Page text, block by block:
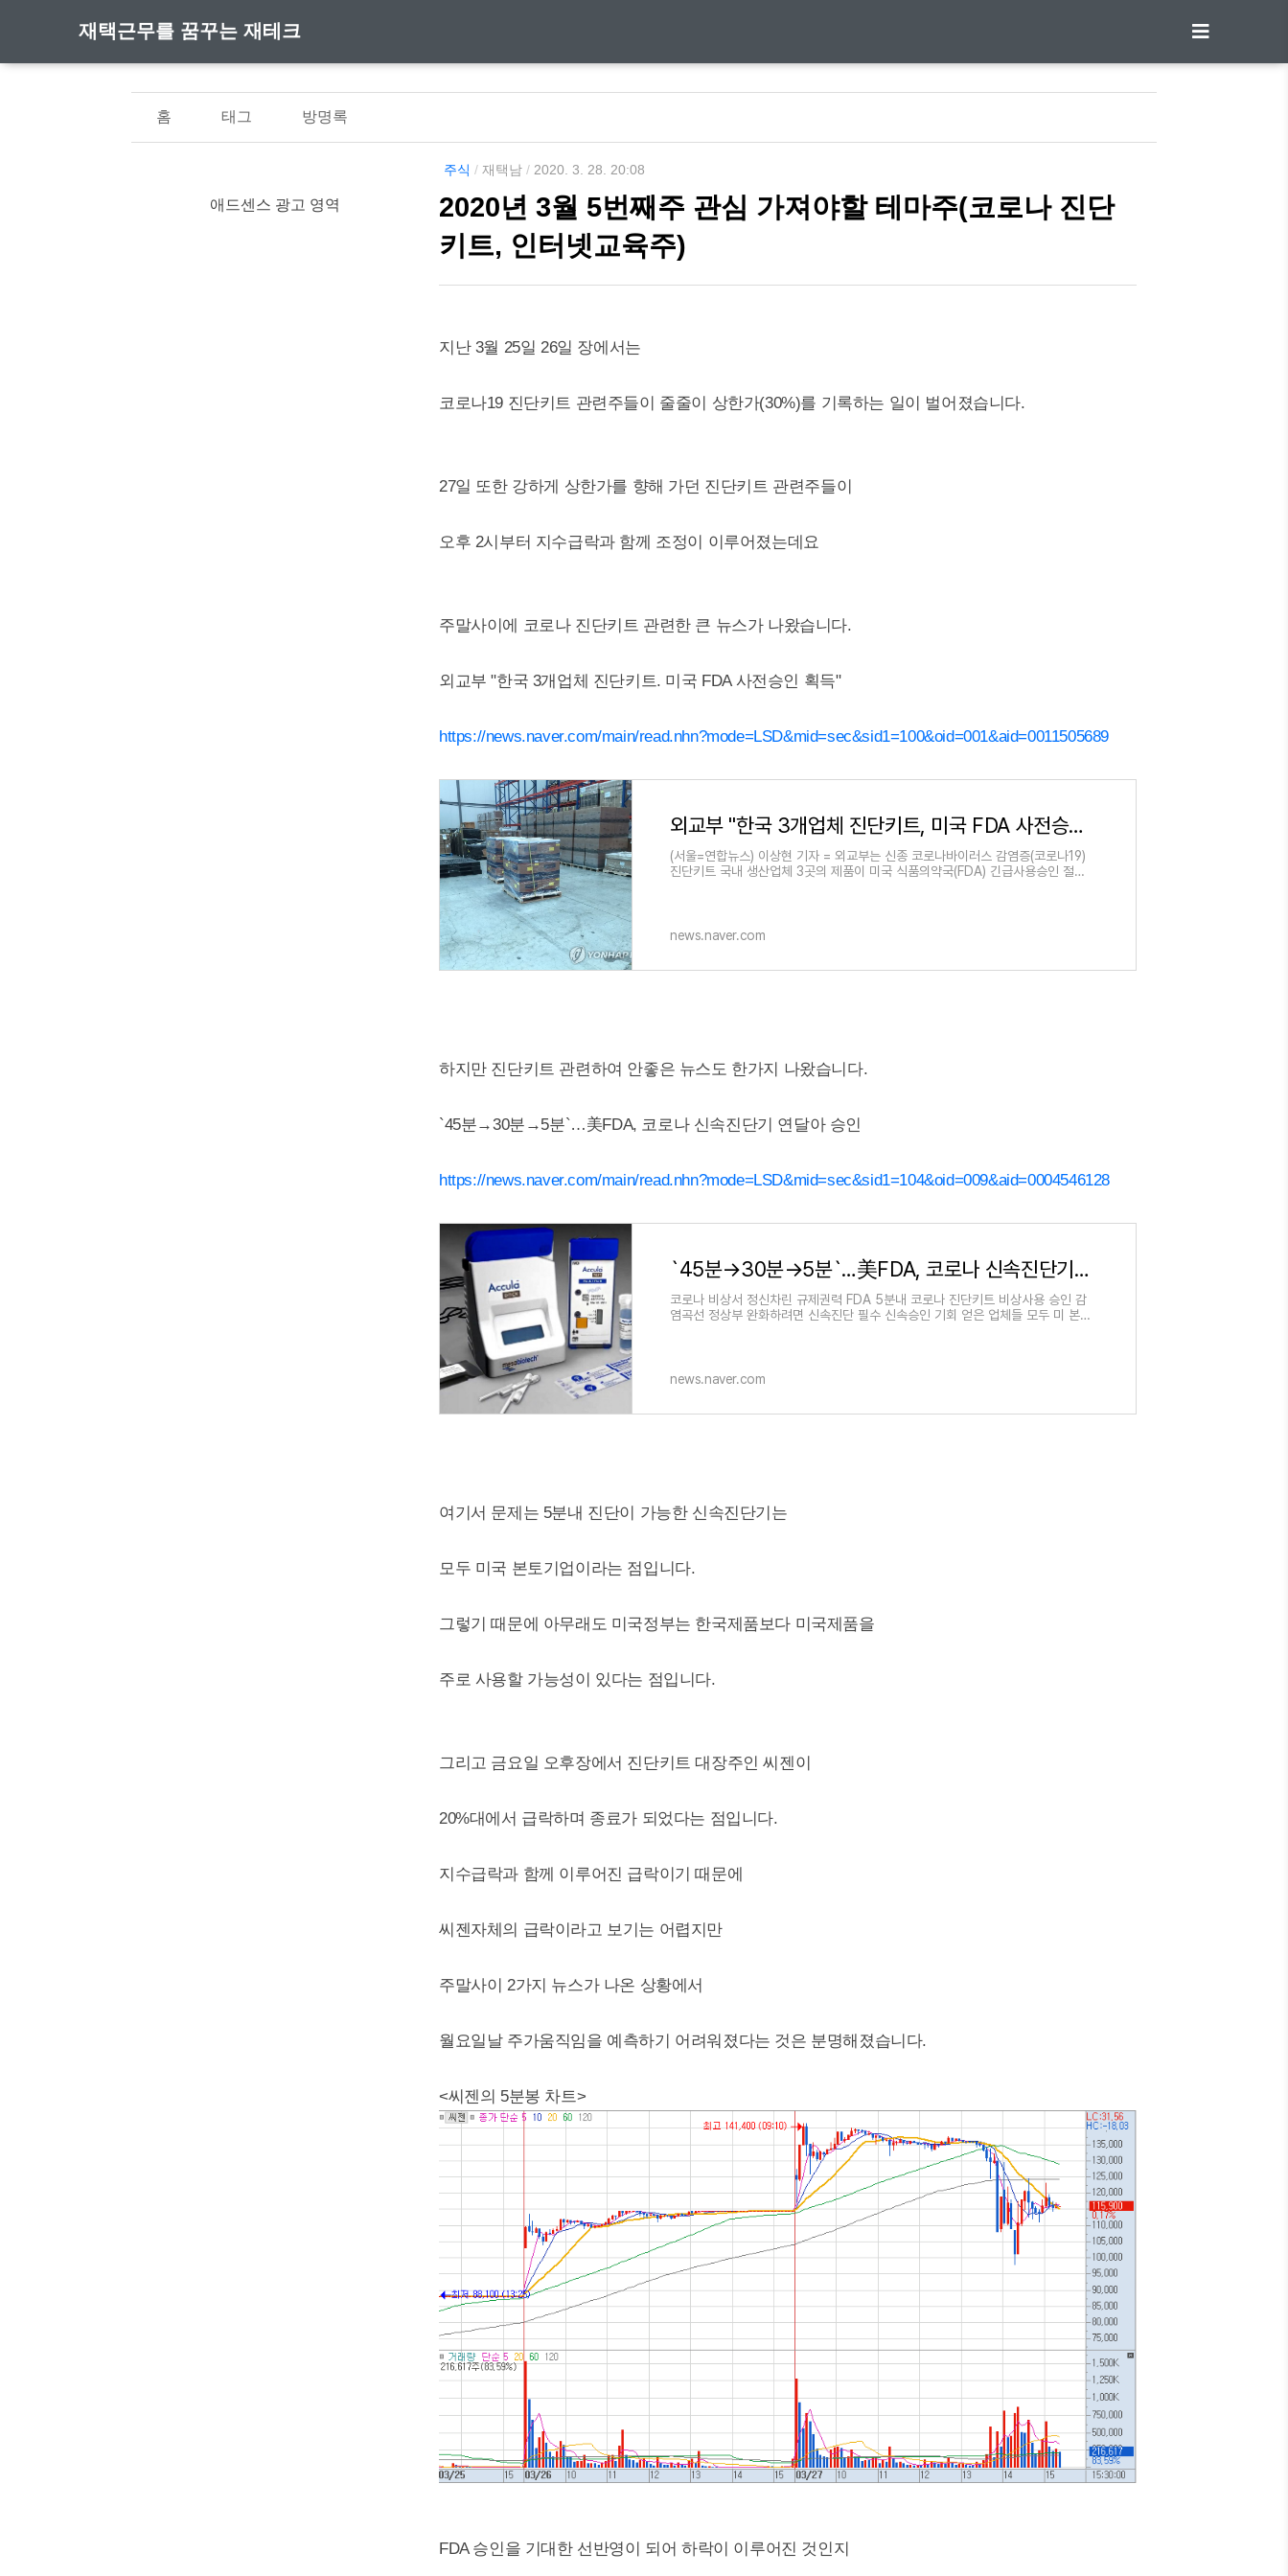
재택근무를 꿈꾸는 재테크
홈 태그 방명록
주식 /재택남 / 2020. 3. 28. 20:08
2020년 3월 5번째주 관심 가져야할 테마주(코로나 진단
키트, 인터넷교육주)
지난 3월 25일 26일 장에서는
코로나19 진단키트 관련주들이 줄줄이 상한가(30%)를 기록하는 일이 벌어졌습니다.
27일 또한 강하게 상한가를 향해 가던 진단키트 관련주들이
오후 2시부터 지수급락과 함께 조정이 이루어졌는데요
주말사이에 코로나 진단키트 관련한 큰 뉴스가 나왔습니다.
외교부 "한국 3개업체 진단키트. 미국 FDA 사전승인 획득"
https://news.naver.com/main/read.nhn?mode=LSD&mid=sec&sid1=100&oid=001&aid=0011505689
외교부 "한국 3개업체 진단키트, 미국 FDA 사전승인 획득"
(서울=연합뉴스) 이상현 기자 = 외교부는 신종 코로나바이러스 감염증(코로나19)
진단키트 국내 생산업체 3곳의 제품이 미국 식품의약국(FDA) 긴급사용승인 절차
news.naver.com
하지만 진단키트 관련하여 안좋은 뉴스도 한가지 나왔습니다.
`45분→30분→5분`…美FDA, 코로나 신속진단기 연달아 승인
https://news.naver.com/main/read.nhn?mode=LSD&mid=sec&sid1=104&oid=009&aid=0004546128
`45분→30분→5분`…美FDA, 코로나 신속진단기 연달아 승인
코로나 비상서 정신차린 규제권력 FDA 5분내 코로나 진단키트 비상사용 승인 감
염곡선 정상부 완화하려면 신속진단 필수 신속승인 기회 얻은 업체들 모두 미 본토
news.naver.com
여기서 문제는 5분내 진단이 가능한 신속진단기는
모두 미국 본토기업이라는 점입니다.
그렇기 때문에 아무래도 미국정부는 한국제품보다 미국제품을
주로 사용할 가능성이 있다는 점입니다.
그리고 금요일 오후장에서 진단키트 대장주인 씨젠이
20%대에서 급락하며 종료가 되었다는 점입니다.
지수급락과 함께 이루어진 급락이기 때문에
씨젠자체의 급락이라고 보기는 어렵지만
주말사이 2가지 뉴스가 나온 상황에서
월요일날 주가움직임을 예측하기 어려워졌다는 것은 분명해졌습니다.
<씨젠의 5분봉 차트>
FDA 승인을 기대한 선반영이 되어 하락이 이루어진 것인지
애드센스 광고 영역